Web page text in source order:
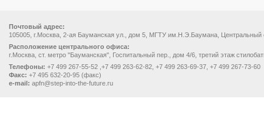
Почтовый адрес:
105005, г.Москва, 2-ая Бауманская ул., дом 5, МГТУ им.Н.Э.Баумана, Центральный
Расположение центрального офиса:
г.Москва, ст. метро "Бауманская", Госпитальный пер., дом 4/6, третий этаж
Телефоны: +7 499 267-55-52 ,+7 499 263-62-82, +7 499 263-69-37, +7 499 267-73-60
Факс: +7 495 632-20-95 (факс)
e-mail: apfn@step-into-the-future.ru